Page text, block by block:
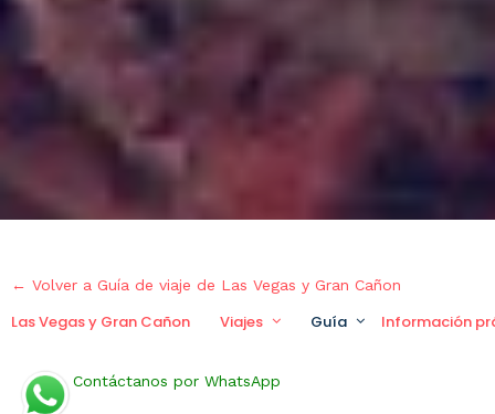
← Volver a Guía de viaje de Las Vegas y Gran Cañon
Las Vegas y Gran Cañon Viajes Guía Información
Contáctanos por WhatsApp